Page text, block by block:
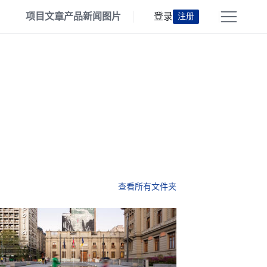
项目文章产品新闻 图片 登录 注册
查看所有文件夹